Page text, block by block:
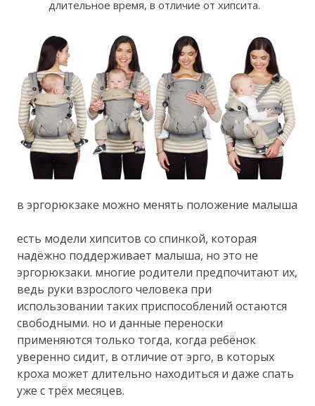
длительное время, в отличие от хипсита.
в эргорюкзаке можно менять положение малыша
есть модели хипситов со спинкой, которая
надёжно поддерживает малыша, но это не
эргорюкзаки. многие родители предпочитают их,
ведь руки взрослого человека при
использовании таких приспособлений остаются
свободными. но и данные переноски
применяются только тогда, когда ребёнок
уверенно сидит, в отличие от эрго, в которых
кроха может длительно находиться и даже спать
уже с трёх месяцев.